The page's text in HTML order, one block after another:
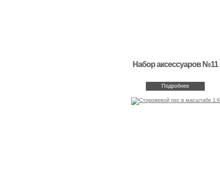
Набор аксессуаров №11
Подробнее